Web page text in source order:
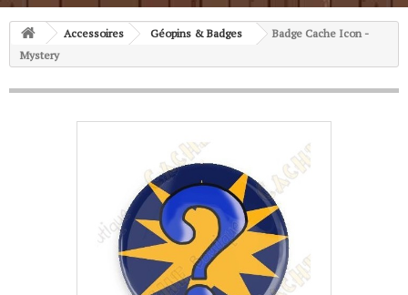
Accessoires Géopins & Badges
Badge Cache Icon -
Mystery